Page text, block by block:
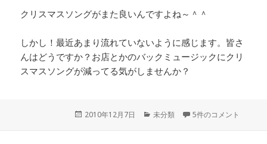
クリスマスソングがまた良いんですよね～＾＾
しかし！最近あまり流れていないように感じます。皆さ
んはどうですか？お店とかのバックミュージックにクリ
スマスソングが減ってる気がしませんか？
投
2010年12月7日
カ
未分類 5件のコメント